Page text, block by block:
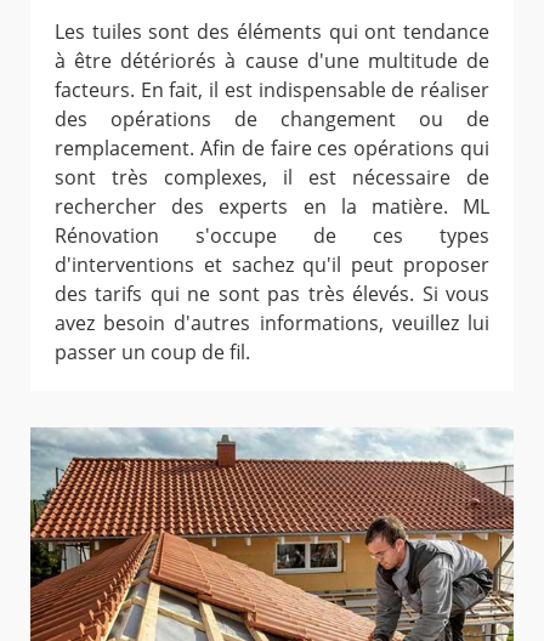
Les tuiles sont des éléments qui ont tendance
à être détériorés à cause d'une multitude de
facteurs. En fait, il est indispensable de réaliser
des opérations de changement ou de
remplacement. Afin de faire ces opérations qui
sont très complexes, il est nécessaire de
rechercher des experts en la matière. ML
Rénovation s'occupe de ces types
d'interventions et sachez qu'il peut proposer
des tarifs qui ne sont pas très élevés. Si vous
avez besoin d'autres informations, veuillez lui
passer un coup de fil.